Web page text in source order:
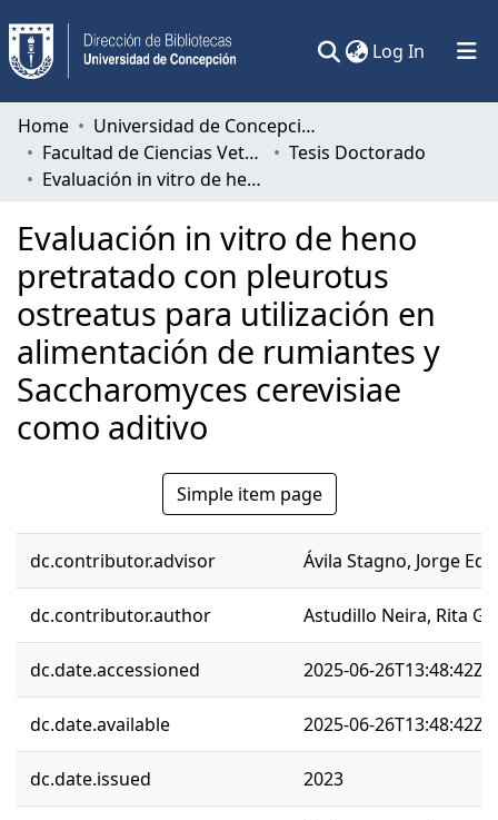
Log In (current)
Communities & Collections
All of DSpace
Home
Universidad de Concepción
Facultad de Ciencias Veterinarias
Tesis Doctorado
Evaluación in vitro de heno pretratado con pleurotus ostreatus para utilización en alimentación de rumiantes y Saccharomyces cerevisiae como aditivo
Evaluación in vitro de heno
pretratado con pleurotus
ostreatus para utilización en
alimentación de rumiantes y
Saccharomyces cerevisiae
como aditivo
Simple item page
dc.contributor.advisor Ávila Stagno, Jorge
dc.contributor.author Astudillo Neira, Rita
dc.date.accessioned 2025-06-26T13:48:42Z
dc.date.available 2025-06-26T13:48:42Z
dc.date.issued 2023